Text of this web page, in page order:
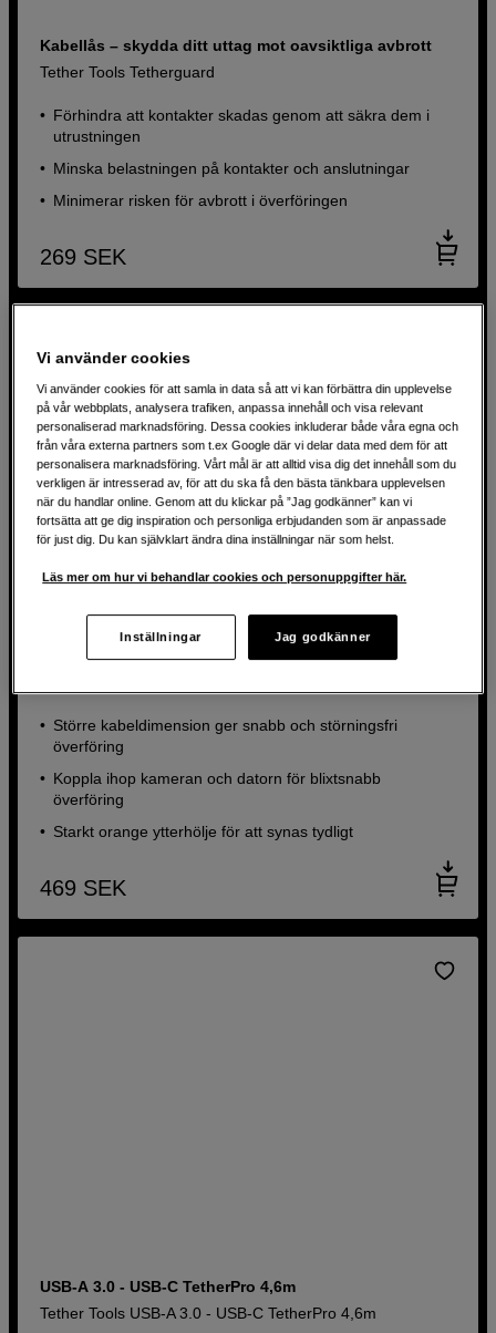
Kabellås – skydda ditt uttag mot oavsiktliga avbrott
Tether Tools Tetherguard
Förhindra att kontakter skadas genom att säkra dem i
utrustningen
Minska belastningen på kontakter och anslutningar
Minimerar risken för avbrott i överföringen
269 SEK
TetherPro kabel USB-C till 2.0 Micro-B 5-pin
Större kabeldimension ger snabb och störningsfri
överföring
Koppla ihop kameran och datorn för blixtsnabb
överföring
Starkt orange ytterhölje för att synas tydligt
469 SEK
USB-A 3.0 - USB-C TetherPro 4,6m
Tether Tools USB-A 3.0 - USB-C TetherPro 4,6m
Vi använder cookies
Vi använder cookies för att samla in data så att vi kan förbättra din upplevelse
på vår webbplats, analysera trafiken, anpassa innehåll och visa relevant
personaliserad marknadsföring. Dessa cookies inkluderar både våra egna och
från våra externa partners som t.ex Google där vi delar data med dem för att
personalisera marknadsföring. Vårt mål är att alltid visa dig det innehåll som du
verkligen är intresserad av, för att du ska få den bästa tänkbara upplevelsen
när du handlar online. Genom att du klickar på ”Jag godkänner” kan vi
fortsätta att ge dig inspiration och personliga erbjudanden som är anpassade
för just dig. Du kan självklart ändra dina inställningar när som helst.
Läs mer om hur vi behandlar cookies och personuppgifter här.
Inställningar Jag godkänner